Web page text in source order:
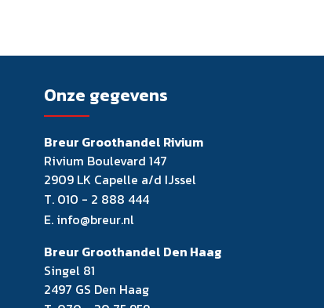
Onze gegevens
Breur Groothandel Rivium
Rivium Boulevard 147
2909 LK Capelle a/d IJssel
T. 010 - 2 888 444
E. info@breur.nl
Breur Groothandel Den Haag
Singel 81
2497 GS Den Haag